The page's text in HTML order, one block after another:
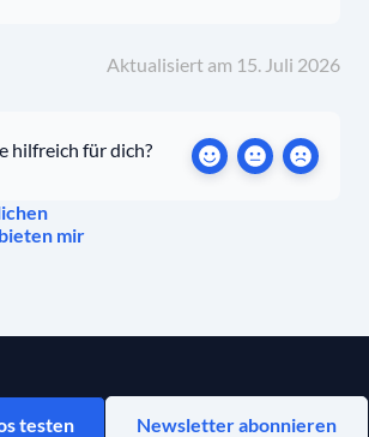
Aktualisiert am 15. Juli 2026
hilfreich für dich?
mir
testen Newsletter abonnieren